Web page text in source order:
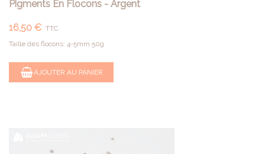
Pigments En Flocons - Argent
16,50 € TTC
Taille des flocons: 4-5mm 50g
AJOUTER AU PANIER